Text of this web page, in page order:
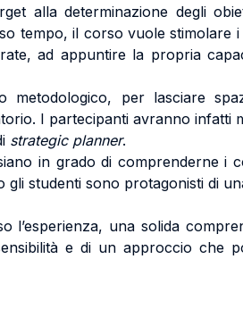
alla determinazione degli
tempo, il corso vuole stimolare
ad appuntire la propria
metodologico, per lasciare
I partecipanti avranno infatti
strategic planner.
in grado di comprenderne i
studenti sono protagonisti di
l’esperienza, una solida
e di un approccio che